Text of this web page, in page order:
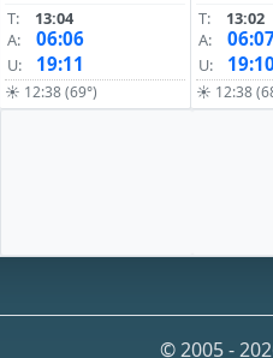
T:
13:04
A:
06:06
U: 19:11
☀ 12:38 (69°)
T:
13:02
A:
U:
☀ 12:38
© 2005 -